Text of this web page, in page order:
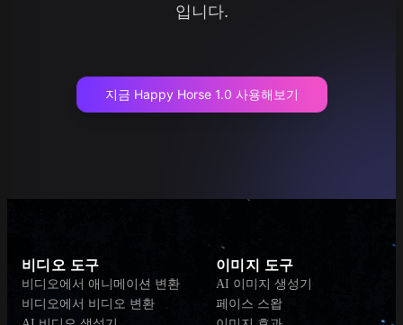
입니다.
지금 Happy Horse 1.0 사용해보기
비디오 도구
비디오에서 애니메이션 변환
비디오에서 비디오 변환
이미지 도구
AI 이미지 생성기
페이스 스왑